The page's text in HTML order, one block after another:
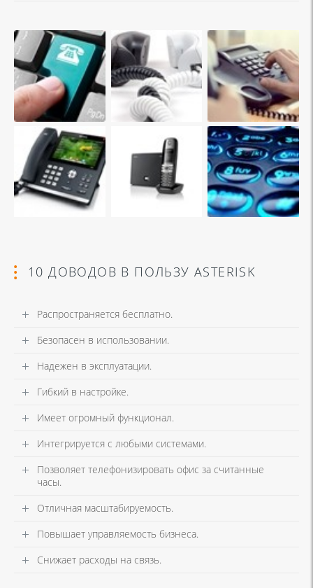
10 ДОВОДОВ В ПОЛЬЗУ ASTERISK
Распространяется бесплатно.
Безопасен в использовании.
Надежен в эксплуатации.
Гибкий в настройке.
Имеет огромный функционал.
Интегрируется с любыми системами.
Позволяет телефонизировать офис за считанные
часы.
Отличная масштабируемость.
Повышает управляемость бизнеса.
Снижает расходы на связь.